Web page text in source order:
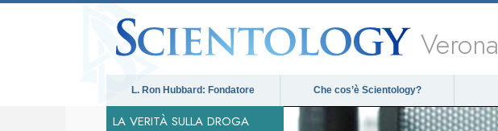
Verona
L. Ron Hubbard: Fondatore Che cos’è Scientology?
LA VERITÀ SULLA DROGA